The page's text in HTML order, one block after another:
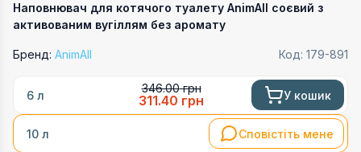
Наповнювач для котячого туалету AnimAll соєвий з
активованим вугіллям без аромату
Бренд: AnimAll Код: 179-891
6 л
346.00грн
311.40 грн У кошик
10 л Сповістіть мене